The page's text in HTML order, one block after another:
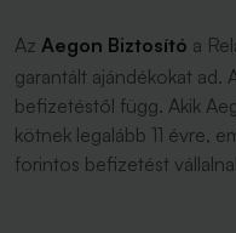
Az Aegon Biztosító a
garantált ajándékokat ad.
befizetéstől függ. Akik
kötnek legalább 11 évre,
forintos befizetést